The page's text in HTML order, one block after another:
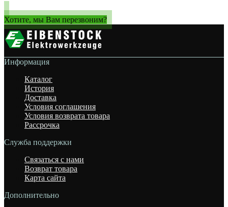
Хотите, мы Вам перезвоним?
Информация
Каталог
История
Доставка
Условия соглашения
Условия возврата товара
Рассрочка
Служба поддержки
Связаться с нами
Возврат товара
Карта сайта
Дополнительно